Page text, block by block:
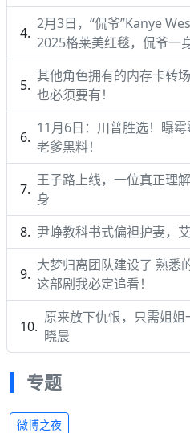
2月3日，“侃爷”Kanye
2025格莱美红毯，侃爷一
其他角色拥有的内存卡转
也必须要有！
11月6日：川普胜选！曝
老爹黑料！
王子路上线，一位真正理
身
尹峥教科书式偏袒护妻，
大梦归离团队建设了 熟悉
这部剧我必定追看！
原来放下仇恨，只需姐
晓晨
专题
微博之夜